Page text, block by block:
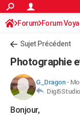
ACTUALITÉS
Politique
Société
Faits Divers
Education
Monde
Villes
+
FINANCE
Retraite
Impôts
Epargne
Immobilier
Risques naturels par
Banque
Assurance
Crédit
AUTO
Essais
Réserver un essai
Citadines
Berlines
SUV
Forum auto
+HIGH-TECH
Forum Forum
Sujet Précédent
Photographie
G_Dragon-
Bonjour,